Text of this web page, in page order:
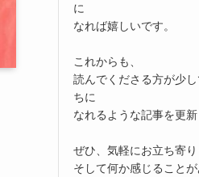
に
なれば嬉しいです。
これからも、
読んでくださる方が少
ちに
なれるような記事を更新
ぜひ、気軽にお立ち寄り
そして何か感じることが